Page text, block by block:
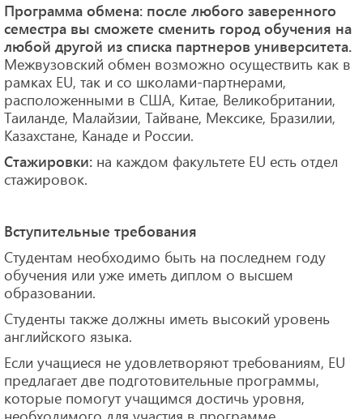
Программа обмена: после любого заверенного
семестра вы сможете сменить город обучения на
любой другой из списка партнеров университета.
Межвузовский обмен возможно осуществить как в
рамках EU, так и со школами-партнерами,
расположенными в США, Китае, Великобритании,
Таиланде, Малайзии, Тайване, Мексике, Бразилии,
Казахстане, Канаде и России.
Стажировки: на каждом факультете EU есть отдел
стажировок.
Вступительные требования
Студентам необходимо быть на последнем году
обучения или уже иметь диплом о высшем
образовании.
Студенты также должны иметь высокий уровень
английского языка.
Если учащиеся не удовлетворяют требованиям, EU
предлагает две подготовительные программы,
которые помогут учащимся достичь уровня,